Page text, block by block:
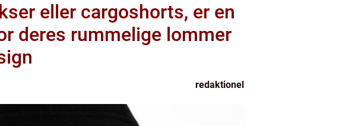
eller cargoshorts, er en
deres rummelige lommer
redaktionel